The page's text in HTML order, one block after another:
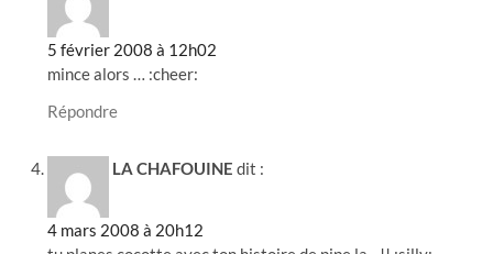
5 février 2008 à 12h02
mince alors … :cheer:
Répondre
LA CHAFOUINE dit :
4 mars 2008 à 20h12